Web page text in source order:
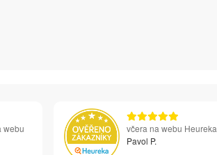
webu
včera na webu Heureka
Pavol P.